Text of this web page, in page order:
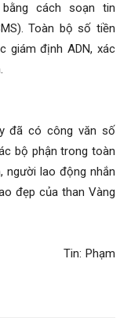
cách soạn tin
Toàn bộ số tiền
giám định ADN, xác
có công văn số
bộ phận trong toàn
người lao động nhắn
đẹp của than Vàng